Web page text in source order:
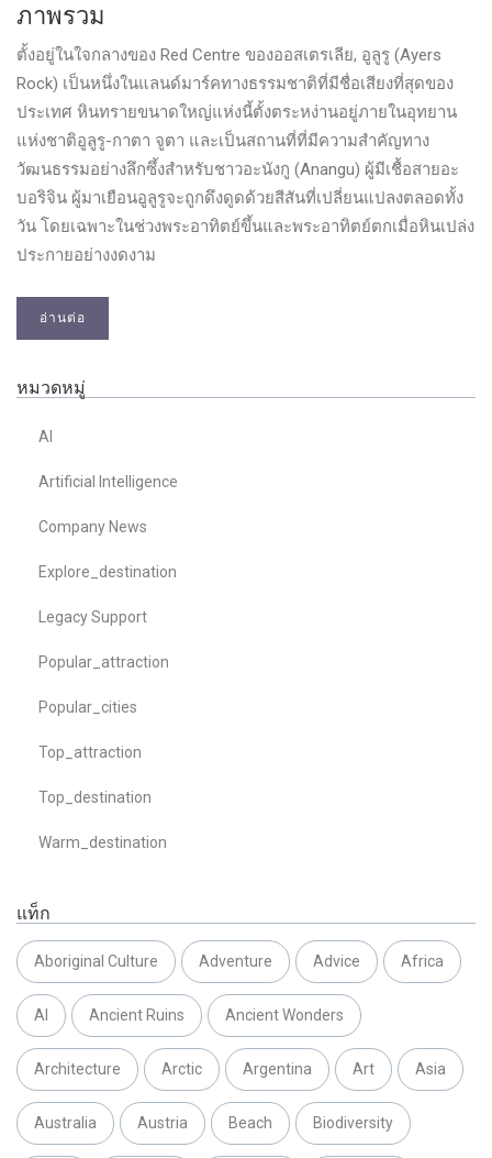
ภาพรวม
ตั้งอยู่ในใจกลางของ Red Centre ของออสเตรเลีย, อูลูรู (Ayers
Rock) เป็นหนึ่งในแลนด์มาร์คทางธรรมชาติที่มีชื่อเสียงที่สุดของ
ประเทศ หินทรายขนาดใหญ่แห่งนี้ตั้งตระหง่านอยู่ภายในอุทยาน
แห่งชาติอูลูรู-กาตา จูตา และเป็นสถานที่ที่มีความสำคัญทาง
วัฒนธรรมอย่างลึกซึ้งสำหรับชาวอะนังกู (Anangu) ผู้มีเชื้อสายอะ
บอริจิน ผู้มาเยือนอูลูรูจะถูกดึงดูดด้วยสีสันที่เปลี่ยนแปลงตลอดทั้ง
วัน โดยเฉพาะในช่วงพระอาทิตย์ขึ้นและพระอาทิตย์ตกเมื่อหินเปล่ง
ประกายอย่างงดงาม
อ่านต่อ
หมวดหมู่
AI
Artificial Intelligence
Company News
Explore_destination
Legacy Support
Popular_attraction
Popular_cities
Top_attraction
Top_destination
Warm_destination
แท็ก
Aboriginal Culture Adventure Advice Africa
AI Ancient Ruins Ancient Wonders
Architecture Arctic Argentina Art Asia
Australia Austria Beach Biodiversity